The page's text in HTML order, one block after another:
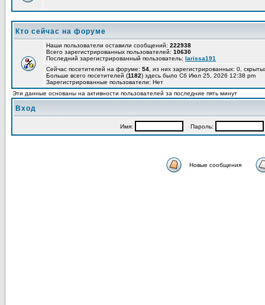
Кто сейчас на форуме
Наши пользователи оставили сообщений: 222938
Всего зарегистрированных пользователей: 10630
Последний зарегистрированный пользователь: larissa191
Сейчас посетителей на форуме: 54 , из них зарегистрированных: 0,
Больше всего посетителей (1182) здесь было Сб Июл 25, 2026 12:38 pm
Зарегистрированные пользователи: Нет
Эти данные основаны на активности пользователей за последние пять минут
Вход
Имя: Пароль:
Новые сообщения